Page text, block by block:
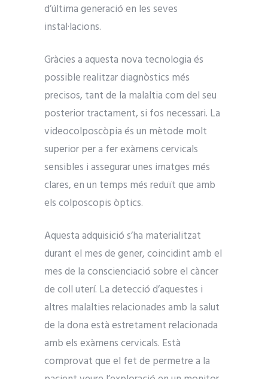
d’última generació en les seves
instal·lacions.
Gràcies a aquesta nova tecnologia és
possible realitzar diagnòstics més
precisos, tant de la malaltia com del seu
posterior tractament, si fos necessari. La
videocolposcòpia és un mètode molt
superior per a fer exàmens cervicals
sensibles i assegurar unes imatges més
clares, en un temps més reduït que amb
els colposcopis òptics.
Aquesta adquisició s’ha materialitzat
durant el mes de gener, coincidint amb el
mes de la conscienciació sobre el càncer
de coll uterí. La detecció d’aquestes i
altres malalties relacionades amb la salut
de la dona està estretament relacionada
amb els exàmens cervicals. Està
comprovat que el fet de permetre a la